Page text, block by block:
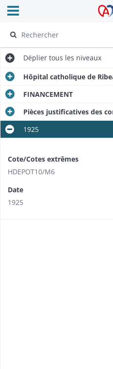
Archives
Ouvrir le menu déroulant
Déplier tous les niveaux
Hôpital catholique de
FINANCEMENT
Pièces justificatives des
1925
Cote/Cotes extrêmes
HDEPOT10/​M6
Date
1925